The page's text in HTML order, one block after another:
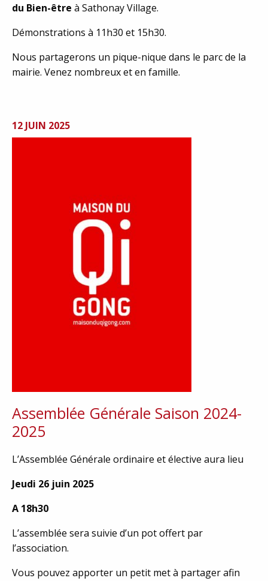
du Bien-être à Sathonay Village.
Démonstrations à 11h30 et 15h30.
Nous partagerons un pique-nique dans le parc de la
mairie. Venez nombreux et en famille.
12 JUIN 2025
Assemblée Générale Saison 2024-
2025
L’Assemblée Générale ordinaire et élective aura lieu
Jeudi 26 juin 2025
A 18h30
L’assemblée sera suivie d’un pot offert par
l’association.
Vous pouvez apporter un petit met à partager afin